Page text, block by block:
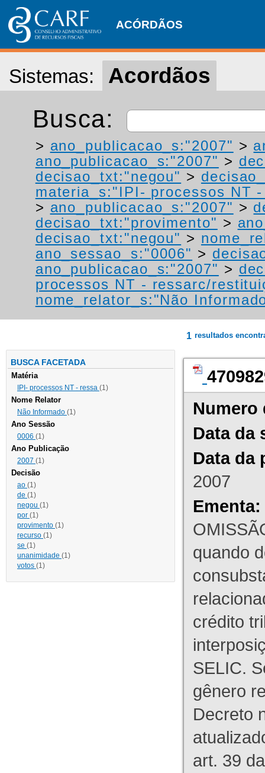
ACÓRDÃOS
Sistemas: Acordãos
Busca:
> ano_publicacao_s:"2007" >
ano_publicacao_s:"2007" >
decisao_txt:"negou" >
materia_s:"IPI- processos NT
> ano_publicacao_s:"2007" >
decisao_txt:"provimento" >
decisao_txt:"negou" >
ano_sessao_s:"0006" >
ano_publicacao_s:"2007" >
processos NT - ressarc/
nome_relator_s:"Não
BUSCA FACETADA
Matéria
IPI- processos NT - ressa (1)
Nome Relator
Não Informado (1)
Ano Sessão
0006 (1)
Ano Publicação
2007 (1)
Decisão
ao (1)
de (1)
negou (1)
por (1)
provimento (1)
recurso (1)
se (1)
unanimidade (1)
votos (1)
1 resultados
Numero
Data da
Data da
2007
Ementa:
quando
crédito
SELIC.
gênero
Decreto
art. 39